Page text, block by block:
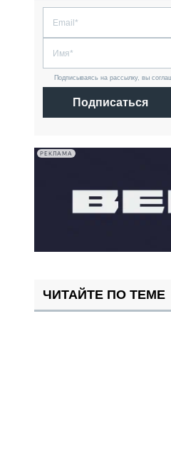
Подписываясь на рассылку, вы
Подписаться
РЕКЛАМА
ЧИТАЙТЕ ПО ТЕМЕ